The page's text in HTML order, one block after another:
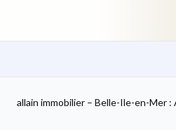
allain immobilier – Belle-Ile-en-Mer :